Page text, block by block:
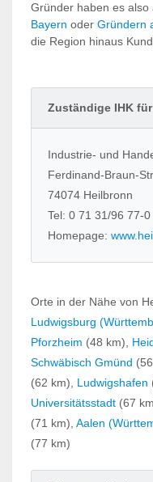
Gründer haben es also
Bayern oderGründern
die Region hinaus
Zuständige IHK
Industrie- und
Ferdinand-Braun-
74074 Heilbronn
Tel: 0 71 31/96 77-0
Homepage:
Orte in der Nähe von
Ludwigsburg
Pforzheim (48 km),
Schwäbisch Gmünd
(62 km), Ludwigshafen
Universitätsstadt (67
(71 km),Aalen
(77 km)